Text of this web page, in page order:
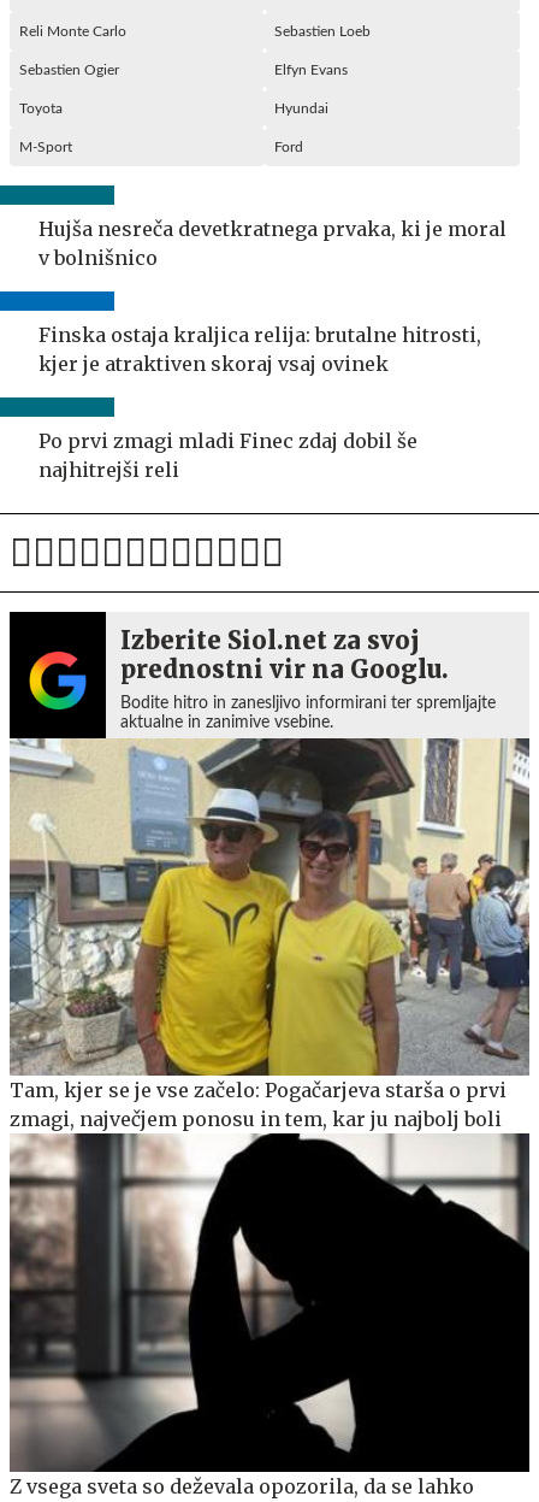
Reli Monte Carlo Sebastien Loeb
Sebastien Ogier Elfyn Evans
Toyota Hyundai
M-Sport Ford
Hujša nesreča devetkratnega prvaka, ki je moral
v bolnišnico
Finska ostaja kraljica relija: brutalne hitrosti,
kjer je atraktiven skoraj vsaj ovinek
Po prvi zmagi mladi Finec zdaj dobil še
najhitrejši reli
Izberite Siol.net za svoj
prednostni vir na Googlu.
Bodite hitro in zanesljivo informirani ter spremljajte
aktualne in zanimive vsebine.
Tam, kjer se je vse začelo: Pogačarjeva starša o prvi
zmagi, največjem ponosu in tem, kar ju najbolj boli
Z vsega sveta so deževala opozorila, da se lahko